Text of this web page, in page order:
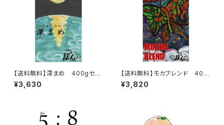
【送料無料】深まめ 400gセッ
ト
¥3,630
【送料無料】モカブレンド 400
gセット
¥3,820